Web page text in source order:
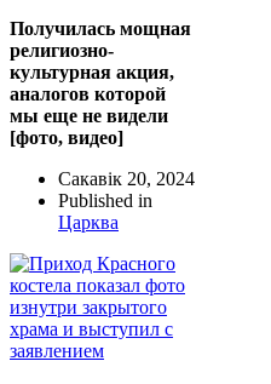
Получилась мощная
религиозно-
культурная акция,
аналогов которой
мы еще не видели
[фото, видео]
Сакавік 20, 2024
Published in
Царква